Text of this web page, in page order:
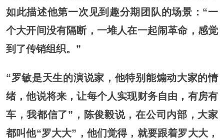
如此描述他第一次见到趣分期团队的场景：“一
个大开间没有隔断，一堆人在一起闹革命，感觉
到了传销组织。”
“罗敏是天生的演说家，他特别能煽动大家的情
绪，他说将来，让每个人实现财务自由，有房有
车，我都信了”，陈俊毅说，在公司内部，大家
都叫他“罗大大”，他们觉得，就要跟着罗大大，